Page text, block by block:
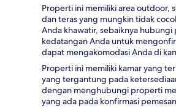
Properti ini memiliki area outdoor,
dan teras yang mungkin tidak
Anda khawatir, sebaiknya
kedatangan Anda untuk
dapat mengakomodasi Anda di
Properti ini memiliki kamar yang
yang tergantung pada
dengan menghubungi properti
yang ada pada konfirmasi